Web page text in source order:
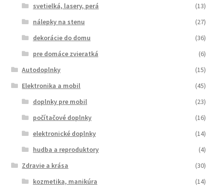
svetielká, lasery, perá
(13)
nálepky na stenu
(27)
dekorácie do domu
(36)
pre domáce zvieratká
(6)
Autodoplnky
(15)
Elektronika a mobil
(45)
doplnky pre mobil
(23)
počítačové doplnky
(16)
elektronické doplnky
(14)
hudba a reproduktory
(4)
Zdravie a krása
(30)
kozmetika, manikúra
(14)